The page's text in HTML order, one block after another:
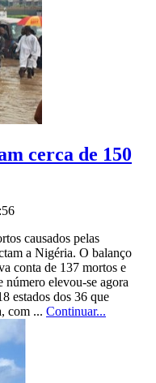
cerca de 150
causados pelas
a Nigéria. O balanço
conta de 137 mortos e
número elevou-se agora
estados dos 36 que
com ... Continuar...